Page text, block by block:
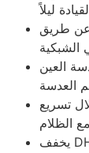
عن طريق
العين
تسريع
يخفف DHA من جفاف العين عن طريق ترطيبها وتقليل